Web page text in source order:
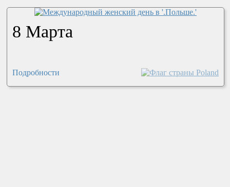
8 Марта
Подробности